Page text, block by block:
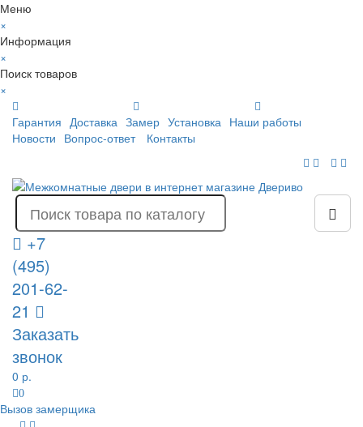
Меню
×
Информация
×
Поиск товаров
×
Гарантия Доставка Замер Установка Наши работы
Новости Вопрос-ответ Контакты
+7
(495)
201-62-
21
Заказать
звонок
0 р.
0
Вызов замерщика